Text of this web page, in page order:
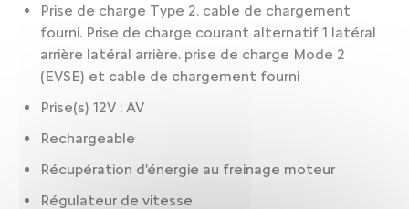
Prise de charge Type 2. cable de chargement
fourni. Prise de charge courant alternatif 1 latéral
arrière latéral arrière. prise de charge Mode 2
(EVSE) et cable de chargement fourni
Prise(s) 12V : AV
Rechargeable
Récupération d'énergie au freinage moteur
Régulateur de vitesse